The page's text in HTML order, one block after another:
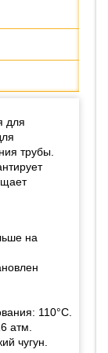
для
трубы.
на
110°C.
атм.
чугун.